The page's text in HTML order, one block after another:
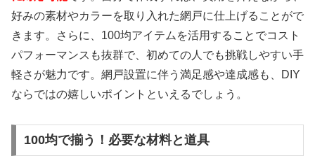
好みの素材やカラーを取り入れた網戸に仕上げることがで
きます。さらに、100均アイテムを活用することでコスト
パフォーマンスも抜群で、初めての人でも挑戦しやすい手
軽さが魅力です。網戸設置に伴う満足感や達成感も、DIY
ならではの嬉しいポイントといえるでしょう。
100均で揃う！必要な材料と道具